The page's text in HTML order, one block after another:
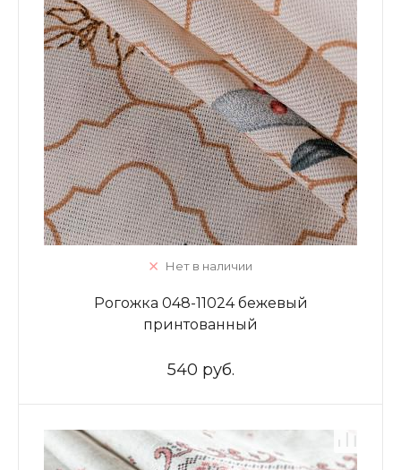
Нет в наличии
Рогожка 048-11024 бежевый
принтованный
540 руб.